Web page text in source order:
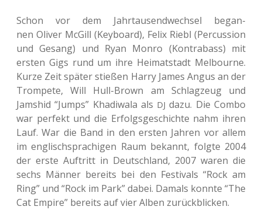
Schon vor dem Jahr­tau­send­wech­sel began­
nen Oliver McGill (Key­board), Felix Riebl (Per­cus­sion
und Gesang) und Ryan Monro (Kon­tra­bass) mit
ersten Gigs rund um ihre Hei­mat­stadt Mel­bourne.
Kurze Zeit später stie­ßen Harry James Angus an der
Trom­pe­te, Will Hull-Brown am Schlag­zeug und
Jams­hid “Jumps” Kha­di­wa­la als DJ dazu. Die Combo
war per­fekt und die Erfolgs­ge­schich­te nahm ihren
Lauf. War die Band in den ersten Jahren vor allem
im eng­lisch­spra­chi­gen Raum bekannt, folgte 2004
der erste Auf­tritt in Deutsch­land, 2007 waren die
sechs Männer bereits bei den Fes­ti­vals “Rock am
Ring” und “Rock im Park” dabei. Damals konnte “The
Cat Empire” bereits auf vier Alben zurückblicken.